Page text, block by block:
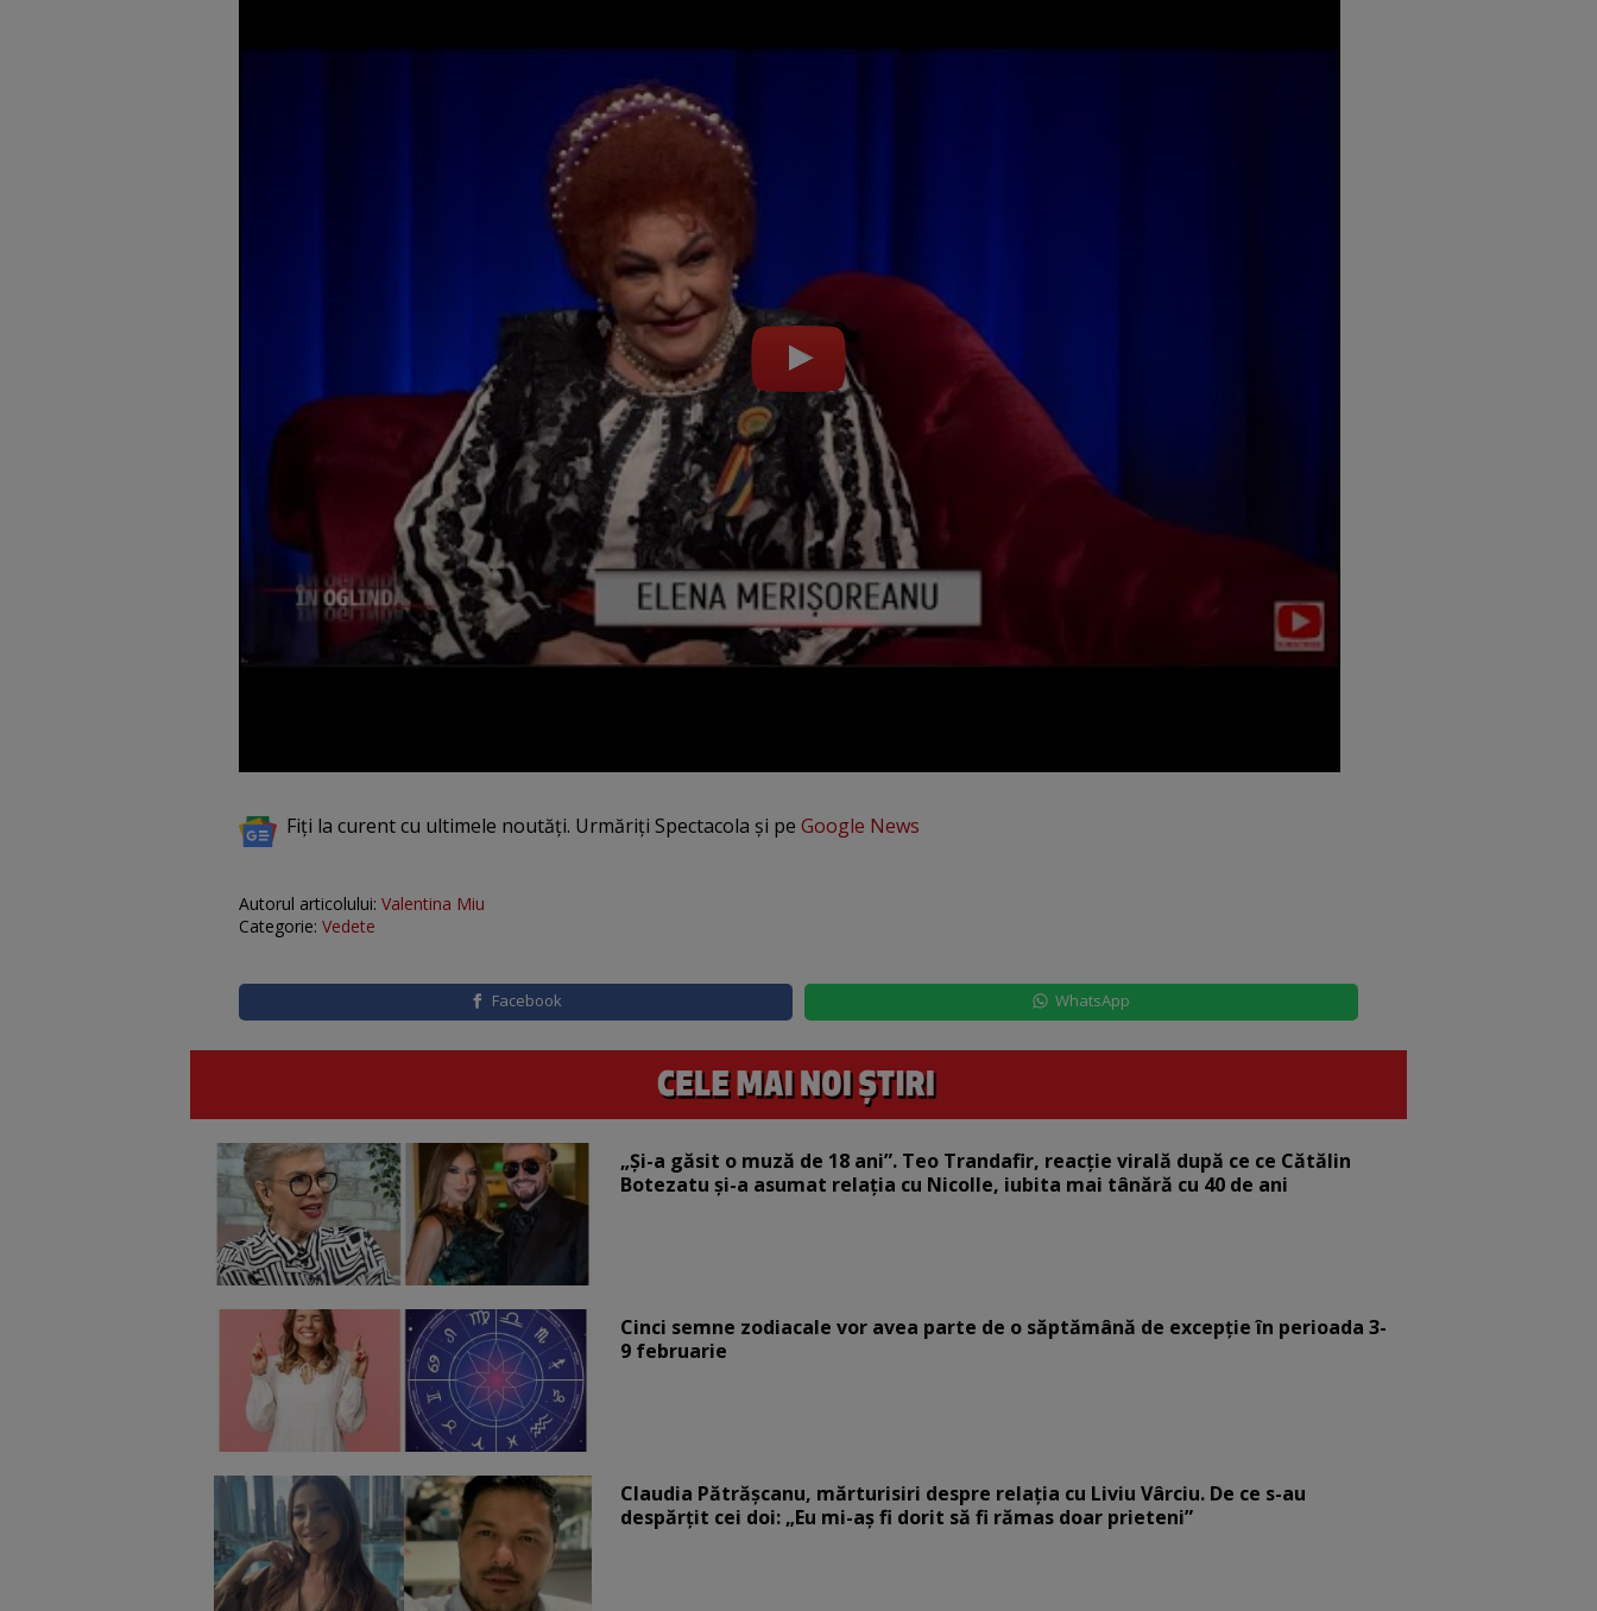
Fiți la curent cu ultimele noutăți. Urmăriți Spectacola și pe Google News
Autorul articolului: Valentina Miu
Categorie: Vedete
Facebook WhatsApp
„Și-a găsit o muză de 18 ani”. Teo Trandafir, reacție virală după ce ce Cătălin
Botezatu și-a asumat relația cu Nicolle, iubita mai tânără cu 40 de ani
Cinci semne zodiacale vor avea parte de o săptămână de excepție în perioada 3-
9 februarie
Claudia Pătrășcanu, mărturisiri despre relația cu Liviu Vârciu. De ce s-au
despărțit cei doi: „Eu mi-aș fi dorit să fi rămas doar prieteni”